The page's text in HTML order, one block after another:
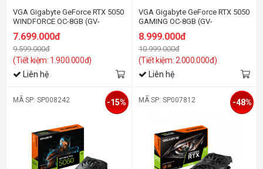
VGA Gigabyte GeForce RTX 5050
WINDFORCE OC-8GB (GV-
7.699.000đ
9.599.000đ
(Tiết kiệm: 1.900.000đ)
Liên hệ
VGA Gigabyte GeForce RTX 5050
GAMING OC-8GB (GV-
8.999.000đ
10.999.000đ
(Tiết kiệm: 2.000.000đ)
Liên hệ
MÃ SP: SP008242 -15% MÃ SP: SP007812 -48%